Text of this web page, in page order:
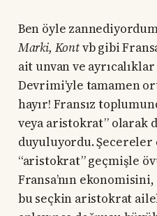
Ben öyle
Marki, Kontvb gibi
ait unvan ve ayrıcalıklar
Devrimi’yle tamamen
hayır! Fransız
veya aristokrat” olarak
duyuluyordu. Şecereler
“aristokrat” geçmişle
Fransa’nın
bu seçkin aristokrat